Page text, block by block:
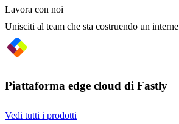
Lavora con noi
Unisciti al team che sta costruendo un
Piattaforma edge cloud di Fastly
Vedi tutti i prodotti